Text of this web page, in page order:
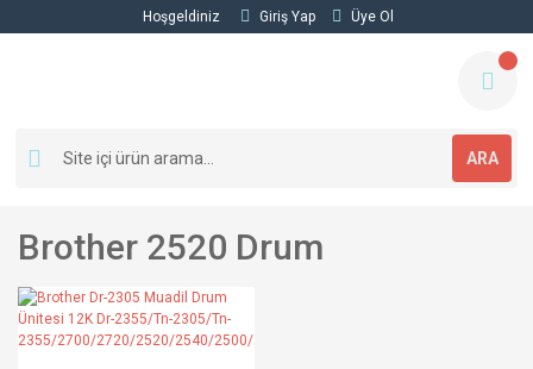
Hoşgeldiniz Giriş Yap Üye Ol
ARA
Brother 2520 Drum